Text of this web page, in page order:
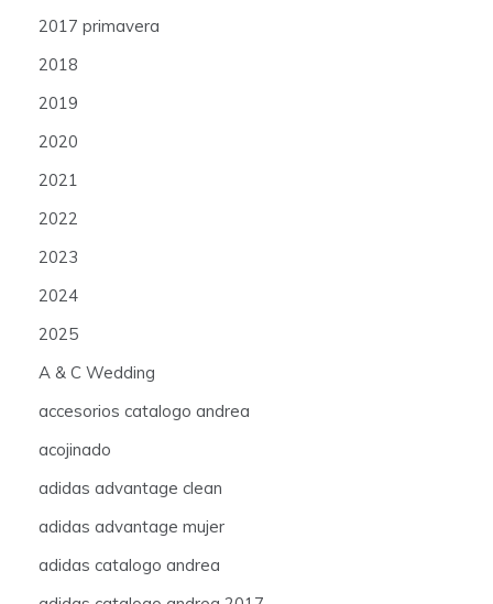
2017 primavera
2018
2019
2020
2021
2022
2023
2024
2025
A & C Wedding
accesorios catalogo andrea
acojinado
adidas advantage clean
adidas advantage mujer
adidas catalogo andrea